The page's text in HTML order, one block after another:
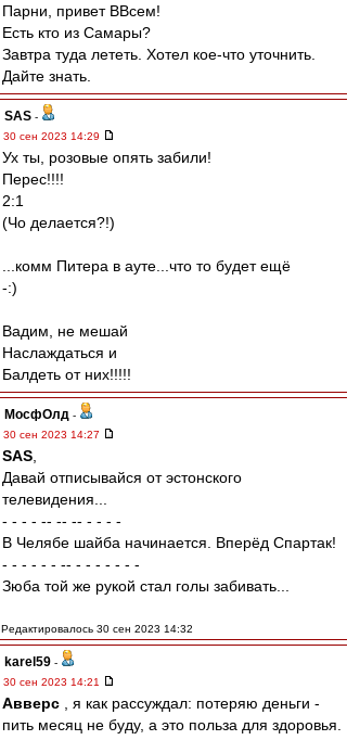
Парни, привет ВВсем!
Есть кто из Самары?
Завтра туда лететь. Хотел кое-что уточнить.
Дайте знать.
SAS -
30 сен 2023 14:29
Ух ты, розовые опять забили!
Перес!!!!
2:1
(Чо делается?!)
...комм Питера в ауте...что то будет ещё
-:)
Вадим, не мешай
Наслаждаться и
Балдеть от них!!!!!
МосфОлд -
30 сен 2023 14:27
SAS
Давай отписывайся от эстонского
телевидения...
- - - - -- -- -- - - - -
В Челябе шайба начинается. Вперёд Спартак!
- - - - - - -- - - - - - - -
Зюба той же рукой стал голы забивать...
Редактировалось 30 сен 2023 14:32
karel59 -
30 сен 2023 14:21
Авверс
, я как рассуждал: потеряю деньги -
пить месяц не буду, а это польза для здоровья.